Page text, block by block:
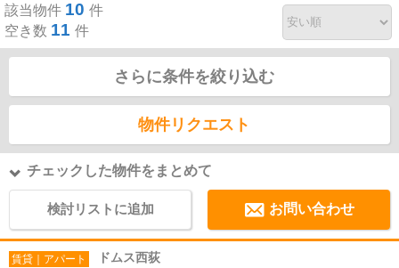
該当物件 10 件
空き数 11 件
さらに条件を絞り込む
物件リクエスト
チェックした物件をまとめて
検討リストに追加 お問い合わせ
賃貸｜アパート ドムス西荻